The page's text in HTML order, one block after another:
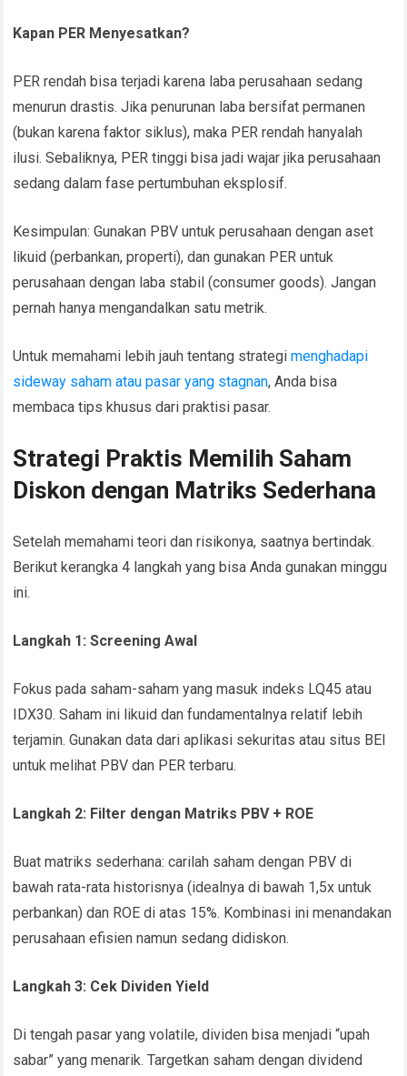
Kapan PER Menyesatkan?
PER rendah bisa terjadi karena laba perusahaan sedang
menurun drastis. Jika penurunan laba bersifat permanen
(bukan karena faktor siklus), maka PER rendah hanyalah
ilusi. Sebaliknya, PER tinggi bisa jadi wajar jika perusahaan
sedang dalam fase pertumbuhan eksplosif.
Kesimpulan: Gunakan PBV untuk perusahaan dengan aset
likuid (perbankan, properti), dan gunakan PER untuk
perusahaan dengan laba stabil (consumer goods). Jangan
pernah hanya mengandalkan satu metrik.
Untuk memahami lebih jauh tentang strategimenghadapi
sideway saham atau pasar yang stagnan, Anda bisa
membaca tips khusus dari praktisi pasar.
Strategi Praktis Memilih Saham
Diskon dengan Matriks Sederhana
Setelah memahami teori dan risikonya, saatnya bertindak.
Berikut kerangka 4 langkah yang bisa Anda gunakan minggu
ini.
Langkah 1: Screening Awal
Fokus pada saham-saham yang masuk indeks LQ45 atau
IDX30. Saham ini likuid dan fundamentalnya relatif lebih
terjamin. Gunakan data dari aplikasi sekuritas atau situs BEI
untuk melihat PBV dan PER terbaru.
Langkah 2: Filter dengan Matriks PBV + ROE
Buat matriks sederhana: carilah saham dengan PBV di
bawah rata-rata historisnya (idealnya di bawah 1,5x untuk
perbankan) dan ROE di atas 15%. Kombinasi ini menandakan
perusahaan efisien namun sedang didiskon.
Langkah 3: Cek Dividen Yield
Di tengah pasar yang volatile, dividen bisa menjadi “upah
sabar” yang menarik. Targetkan saham dengan dividend